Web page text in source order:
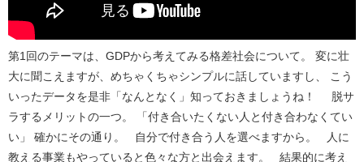
第1回のテーマは、GDPから考えてみる格差社会について。 変に壮
大に聞こえますが、めちゃくちゃシンプルに話していますし、 こう
いったデータを是非「なんとなく」知っておきましょうね！ 脱サ
ラするメリットの一つ。 「付き合いたくない人と付き合わなくてい
い」 確かにその通り。 自分で付き合う人を選べますから。 人に
教える事業もやっていると色々な方と出会えます。 結果的に考え